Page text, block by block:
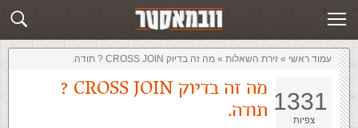
שלח תשובה זירת השאלות
עמוד ראשי » ‏זירת השאלות‏ » מה זה בדיוק CROSS JOIN ? תודה.
1331
צפיות
מה זה בדיוק CROSS JOIN ?
תודה.